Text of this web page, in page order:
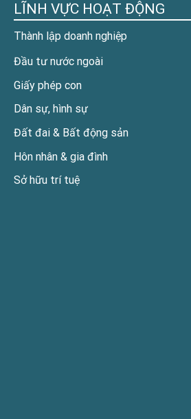
LĨNH VỰC HOẠT ĐỘNG
Thành lập doanh nghiệp
Đầu tư nước ngoài
Giấy phép con
Dân sự, hình sự
Đất đai & Bất động sản
Hôn nhân & gia đình
Sở hữu trí tuệ